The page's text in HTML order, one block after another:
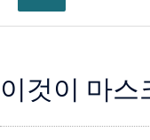
이것이 마스